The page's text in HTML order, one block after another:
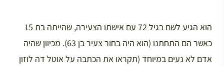
הוא הגיע לשם בגיל 72 עם אישתו הצעירה, שהייתה בת 15
כאשר הם התחתנו (הוא היה בחור צעיר בן 63). מכיוון שהיה
אדם לא נעים במיוחד (תקראו את הכתבה על אוטל דה לוזון